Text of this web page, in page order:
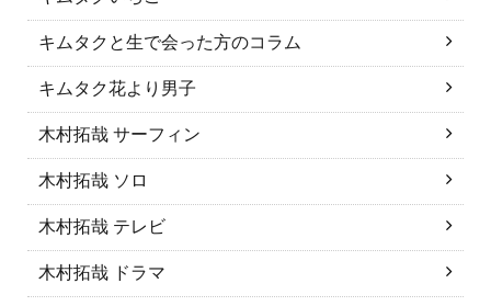
キムタクと生で会った方のコラム
キムタク花より男子
木村拓哉 サーフィン
木村拓哉 ソロ
木村拓哉 テレビ
木村拓哉 ドラマ